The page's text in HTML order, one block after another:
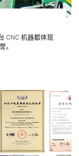
CNC 机器都体现
。